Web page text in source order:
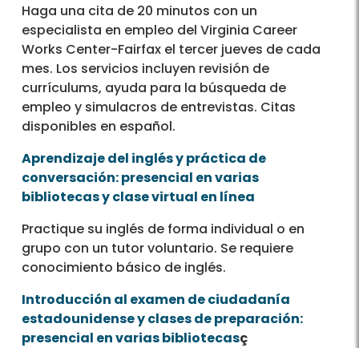
Haga una cita de 20 minutos con un
especialista en empleo del Virginia Career
Works Center-Fairfax el tercer jueves de cada
mes. Los servicios incluyen revisión de
currículums, ayuda para la búsqueda de
empleo y simulacros de entrevistas. Citas
disponibles en español.
Aprendizaje del inglés y práctica de
conversación: presencial en varias
bibliotecas y clase virtual en línea
Practique su inglés de forma individual o en
grupo con un tutor voluntario. Se requiere
conocimiento básico de inglés.
Introducción al examen de ciudadanía
estadounidense y clases de preparación:
presencial en varias bibliotecasç